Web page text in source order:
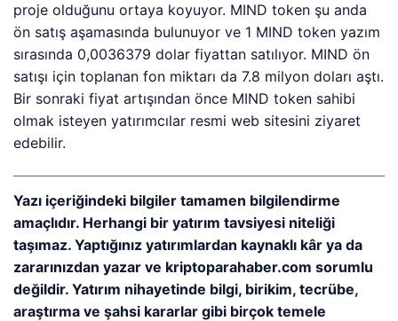
proje olduğunu ortaya koyuyor. MIND token şu anda
ön satış aşamasında bulunuyor ve 1 MIND token yazım
sırasında 0,0036379 dolar fiyattan satılıyor. MIND ön
satışı için toplanan fon miktarı da 7.8 milyon doları aştı.
Bir sonraki fiyat artışından önce MIND token sahibi
olmak isteyen yatırımcılar resmi web sitesini ziyaret
edebilir.
Yazı içeriğindeki bilgiler tamamen bilgilendirme
amaçlıdır. Herhangi bir yatırım tavsiyesi niteliği
taşımaz. Yaptığınız yatırımlardan kaynaklı kâr ya da
zararınızdan yazar ve kriptoparahaber.com sorumlu
değildir. Yatırım nihayetinde bilgi, birikim, tecrübe,
araştırma ve şahsi kararlar gibi birçok temele